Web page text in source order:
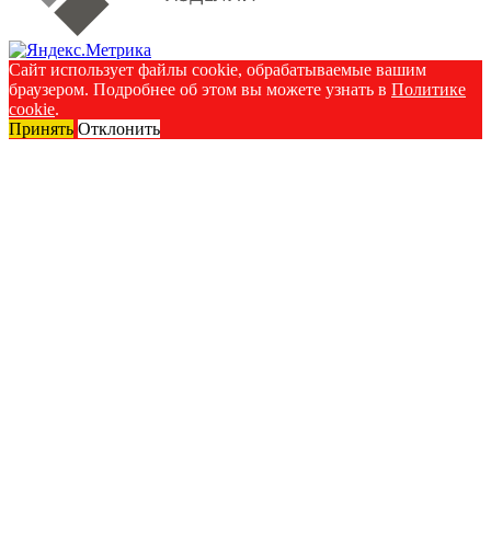
Сайт использует файлы cookie, обрабатываемые вашим
браузером. Подробнее об этом вы можете узнать в Политике
cookie.
Принять Отклонить